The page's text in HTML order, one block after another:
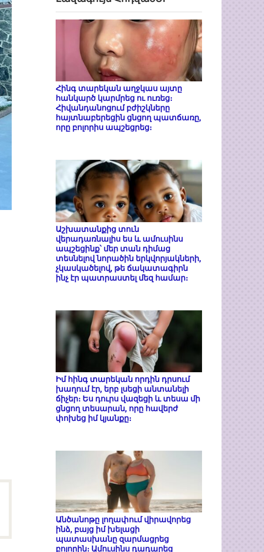
Հինգ տարեկան աղջկաս այտը
հանկարծ կարմրեց ու ուռեց։
Հիվանդանոցում բժիշկները
հայտնաբերեցին ցնցող պատճառը,
որը բոլորիս ապշեցրեց։
Աշխատանքից տուն
վերադառնալիս ես և ամուսինս
ապշեցինք՝ մեր տան դիմաց
տեսնելով նորածին երկվորյակների,
չկասկածելով, թե ճակատագիրն
ինչ էր պատրաստել մեզ համար։
Իմ հինգ տարեկան որդին դրսում
խաղում էր, երբ լսեցի անտանելի
ճիչեր։ Ես դուրս վազեցի և տեսա մի
ցնցող տեսարան, որը հավերժ
փոխեց իմ կյանքը։
Անծանոթը լողափում վիրավորեց
ինձ, բայց իմ խելացի
պատասխանը զարմացրեց
բոլորին։ Ամուսինս դադարեց